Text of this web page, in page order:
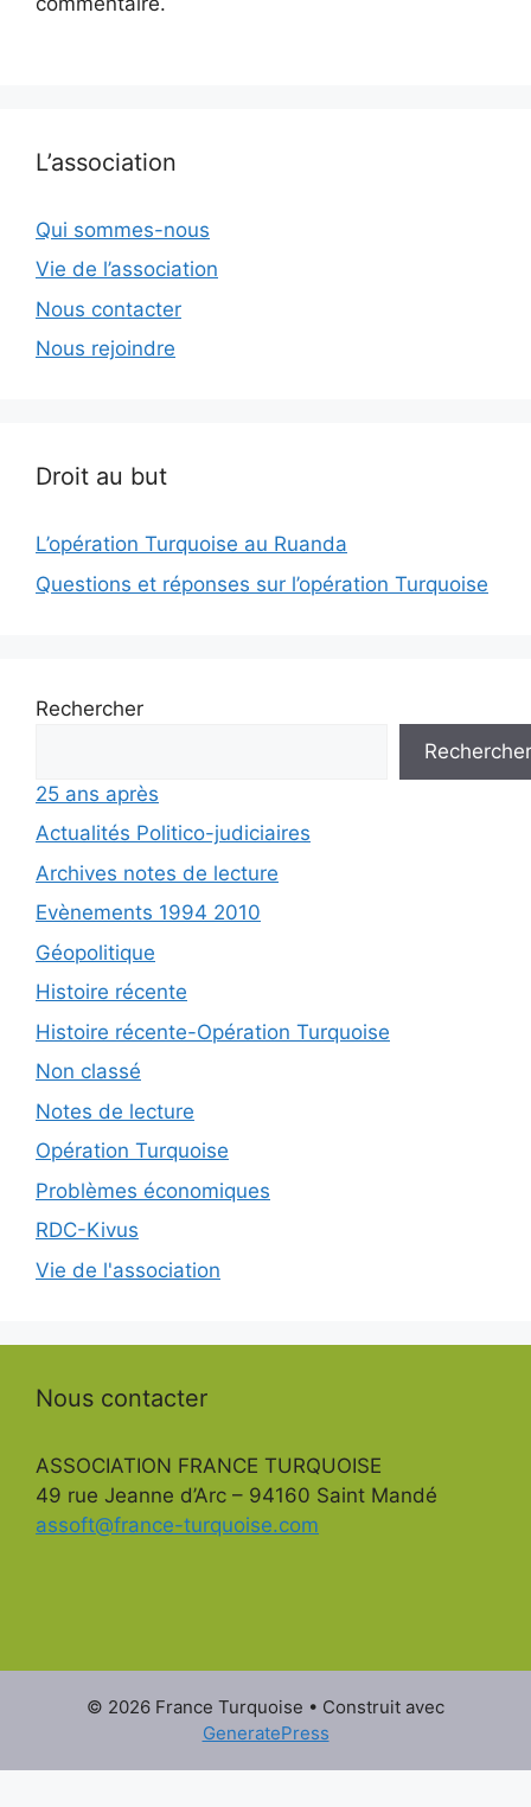
L’association
Qui sommes-nous
Vie de l’association
Nous contacter
Nous rejoindre
Droit au but
L’opération Turquoise au Ruanda
Questions et réponses sur l’opération Turquoise
Rechercher
Rechercher
25 ans après
Actualités Politico-judiciaires
Archives notes de lecture
Evènements 1994 2010
Géopolitique
Histoire récente
Histoire récente-Opération Turquoise
Non classé
Notes de lecture
Opération Turquoise
Problèmes économiques
RDC-Kivus
Vie de l'association
Nous contacter
ASSOCIATION FRANCE TURQUOISE
49 rue Jeanne d’Arc – 94160 Saint Mandé
assoft@france-turquoise.com
© 2026 France Turquoise • Construit avec
GeneratePress